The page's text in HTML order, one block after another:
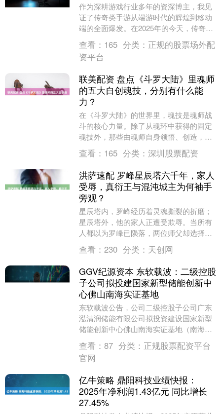
作为深耕游戏行业多年的资深博主，我见
证了传奇类手游从端游时代的辉煌到移动
端的全面爆发。在2025年的今天，传奇手
游市场已形成“经典复刻”与“创新突破”双轨
并行的....
查看： 165 分类： 正规的股票场外配
资平台
联美配资 盘点《斗罗大陆》里魂师
的五大自创魂技，分别有什么能
力？
在《斗罗大陆》的世界里，魂技是魂师战
斗的核心力量。除了从魂环中获得的固定
魂技外，那些由魂师自身领悟、创造，蕴
含其独特理解与经历的“自创魂技”，往往
更显珍贵与强大....
查看： 165 分类： 深圳股票配资
洪萨速配 罗峰星辰塔六千年，家人
受辱，真衍王与混沌城主为何袖手
旁观？
星辰塔内，罗峰经历着灵魂撕裂的折磨；
星辰塔外，他的家人正遭受欺辱。当所有
人都以为罗峰已陨落，两位师父却选择了
冷眼旁观——这背后，隐藏着宇宙强者们
的深远布局。 在....
查看： 230 分类： 天创网
GGV纪源资本 东软载波：二级控股
子公司拟投建国家新型储能创新中
心佛山南海实证基地
东软载波公告，公司二级控股子公司广东
泓清润储能有限公司拟投资建设国家新型
储能创新中心佛山南海实证基地（南海区
丹桂独立储能项目）。储能电站将新建
200MW/400....
查看： 87 分类： 正规股票配资平台
官网
亿牛策略 鼎阳科技业绩快报：
2025年净利润1.43亿元 同比增长
27.45%